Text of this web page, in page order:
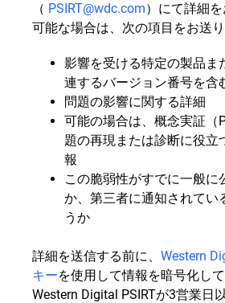
（ PSIRT@wdc.com）にて詳細を
可能な場合は、次の項目をお送
影響を受ける特定の製品ま
連するバージョン番号を含
問題の影響に関する詳細
可能の場合は、概念実証（
題の再現または診断に役立
報
この脆弱性がすでに一般に
か、第三者に通知されてい
うか
詳細を送信する前に、 Western
キーを使用して情報を暗号化して
Western Digital PSIRTが3営業日